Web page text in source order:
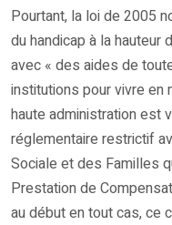
Pourtant, la loi de 2005
du handicap à la hauteur
avec « des aides de
institutions pour vivre en
haute administration est
réglementaire restrictif
Sociale et des Familles
Prestation de
au début en tout cas, ce